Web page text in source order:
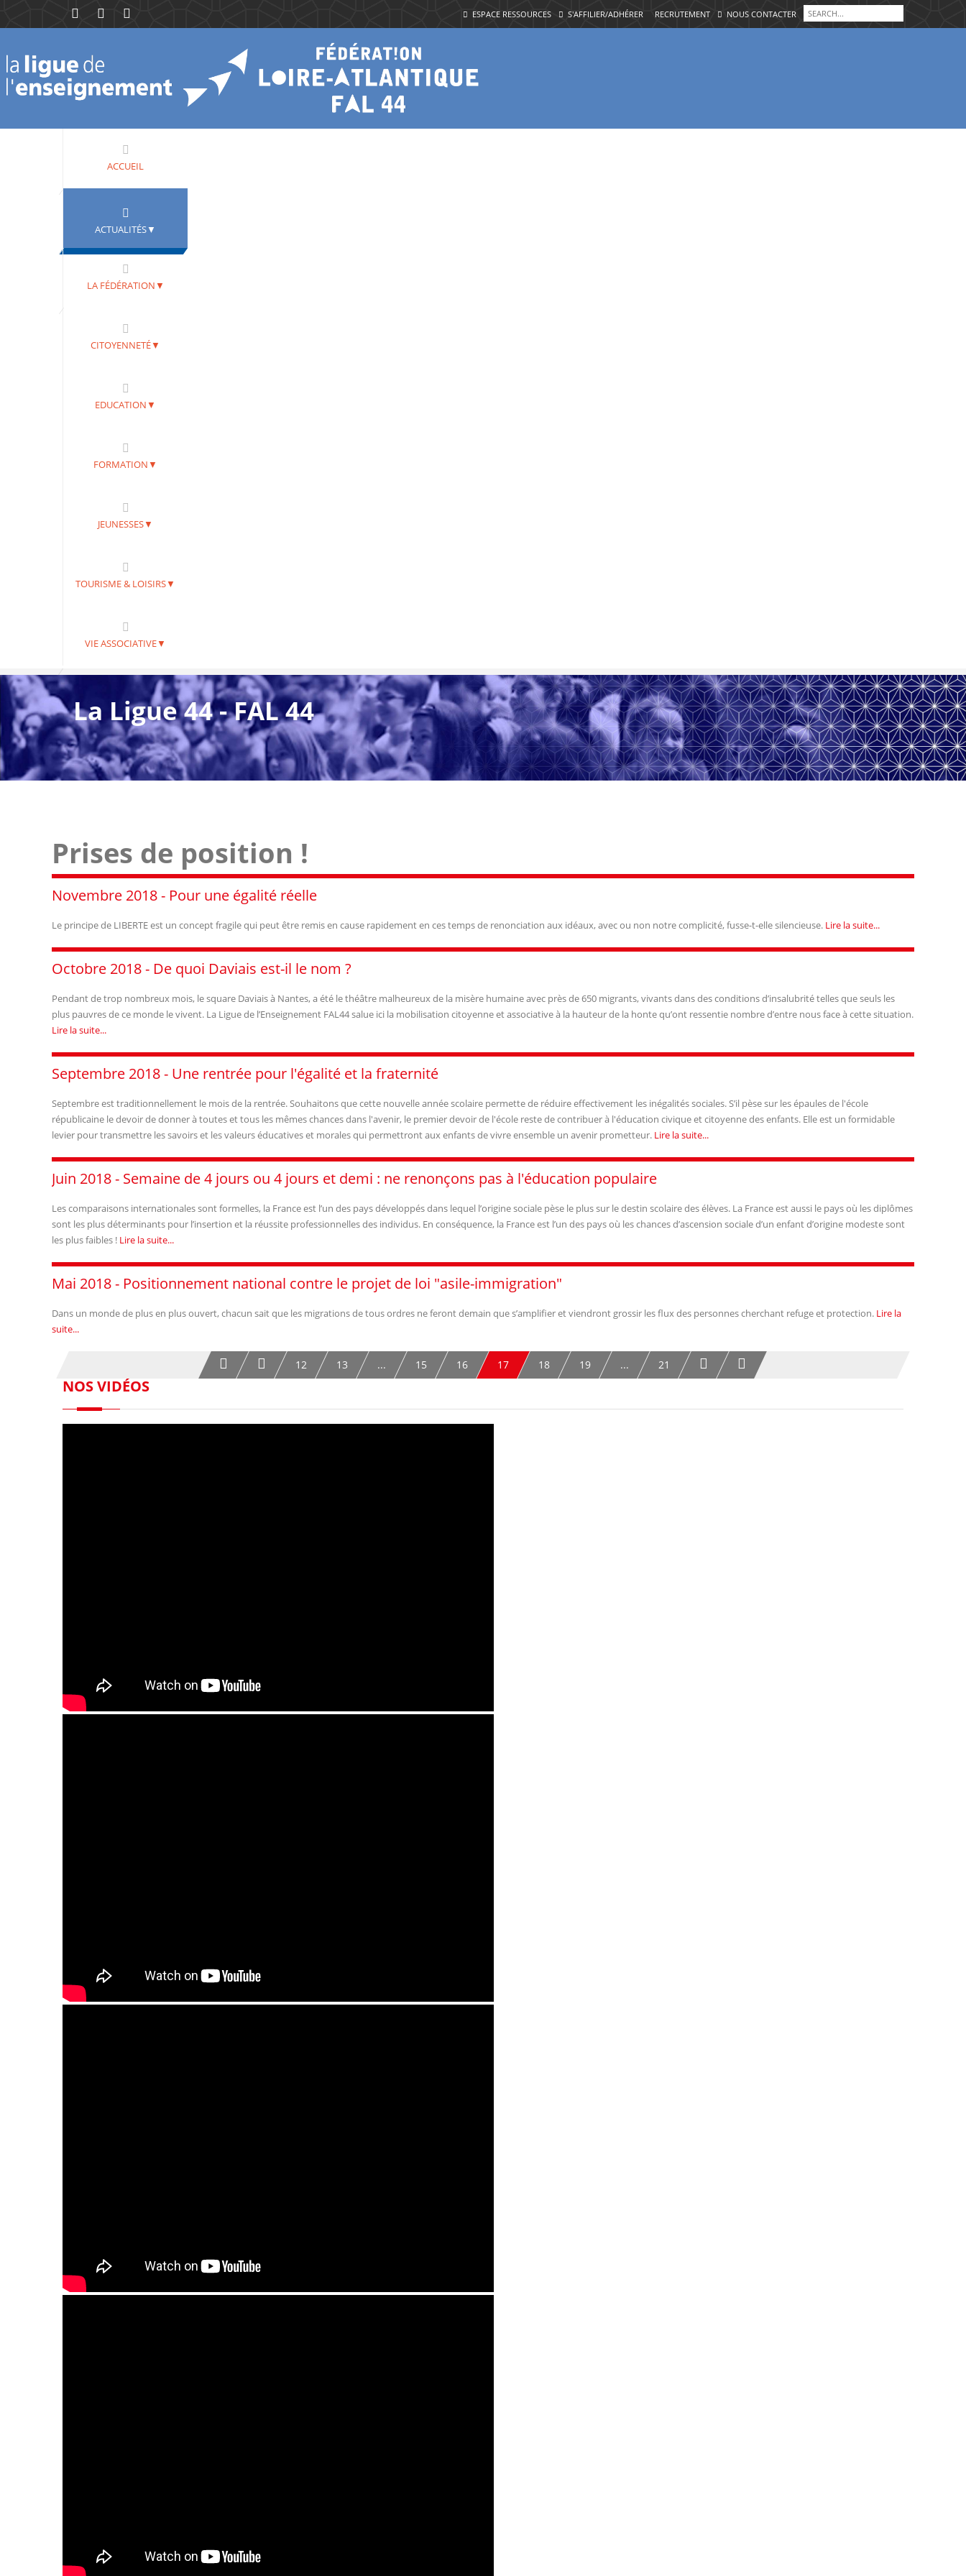
ESPACE RESSOURCES S'AFFILIER/ADHÉRER RECRUTEMENT NOUS CONTACTER
ACCUEIL
ACTUALITÉS▼
LA FÉDÉRATION▼
CITOYENNETÉ▼
Campagne Laïcité annuelle
Ressources Laïcité
Journée de formations-actions SECD
Exposition "La France e(s)t moi"
Les actions du réseauCampagne de mobilisation
Podcast TMTC
EDUCATION▼
Le CDAL 44
Nos interventions en milieu scolaire
Laïcité à l'école
Racisme et discriminations
Campagne - Liré
Ville - Nantes
Lutte contre le décrochage scolaire
Médiation par les pairs
Restauration scolaire
FORMATION▼
CQP Animateur.rice Sportif
BPJEPS MAPS éducateur.trice sportif.ve
BPJEPS ASEC - Animateur.trice socio-culturel
Catalogue Pause Méridienne
PSC - Secourisme
BAFA - Animateur.rice de colos
JEUNESSES▼
Junior Association
Portraits de volontaires
TOURISME & LOISIRS▼
En groupe à la Turmelière
Group'AVélo
En groupe en Pays de la Loire
Projet éducatif de la Ligue
UNAT Pays de la Loire
Aides au départ en vacancesDécouvrir Vacances Pour Tous
Réserver sa colo en ligne
Colos apprenantes
Partir avec Vacances Passion
Réserver ses vacances en ligne
VIE ASSOCIATIVE▼
Réseau sportif UFOLEPCRVA de Loire-Atlantique
Formations LFL
Devenir bénévole
Projections
La Ligue 44 - FAL 44
Prises de position !
Novembre 2018 - Pour une égalité réelle
Le principe de LIBERTE est un concept fragile qui peut être remis en cause rapidement en ces temps de renonciation aux idéaux, avec ou non notre complicité, fusse-t-elle silencieuse. Lire la suite...
Octobre 2018 - De quoi Daviais est-il le nom ?
Pendant de trop nombreux mois, le square Daviais à Nantes, a été le théâtre malheureux de la misère humaine avec près de 650 migrants, vivants dans des conditions d’insalubrité telles que seuls les
plus pauvres de ce monde le vivent. La Ligue de l’Enseignement FAL44 salue ici la mobilisation citoyenne et associative à la hauteur de la honte qu’ont ressentie nombre d’entre nous face à cette situation.
Lire la suite...
Septembre 2018 - Une rentrée pour l'égalité et la fraternité
Septembre est traditionnellement le mois de la rentrée. Souhaitons que cette nouvelle année scolaire permette de réduire effectivement les inégalités sociales. S’il pèse sur les épaules de l'école
républicaine le devoir de donner à toutes et tous les mêmes chances dans l'avenir, le premier devoir de l'école reste de contribuer à l'éducation civique et citoyenne des enfants. Elle est un formidable
levier pour transmettre les savoirs et les valeurs éducatives et morales qui permettront aux enfants de vivre ensemble un avenir prometteur. Lire la suite...
Juin 2018 - Semaine de 4 jours ou 4 jours et demi : ne renonçons pas à l'éducation populaire
Les comparaisons internationales sont formelles, la France est l’un des pays développés dans lequel l’origine sociale pèse le plus sur le destin scolaire des élèves. La France est aussi le pays où les diplômes
sont les plus déterminants pour l’insertion et la réussite professionnelles des individus. En conséquence, la France est l’un des pays où les chances d’ascension sociale d’un enfant d’origine modeste sont
les plus faibles ! Lire la suite...
Mai 2018 - Positionnement national contre le projet de loi "asile-immigration"
Dans un monde de plus en plus ouvert, chacun sait que les migrations de tous ordres ne feront demain que s’amplifier et viendront grossir les flux des personnes cherchant refuge et protection. Lire la
suite...
12 13 ... 15 16 17 18 19 ... 21
NOS VIDÉOS